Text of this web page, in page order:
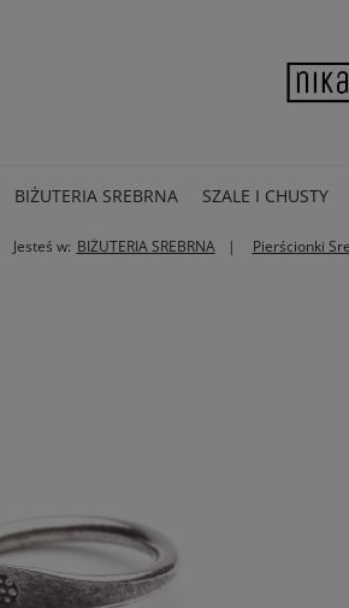
BIŻUTERIA SREBRNA SZALE I CHUSTY
Jesteś w: BIŻUTERIA SREBRNA Pierścionki